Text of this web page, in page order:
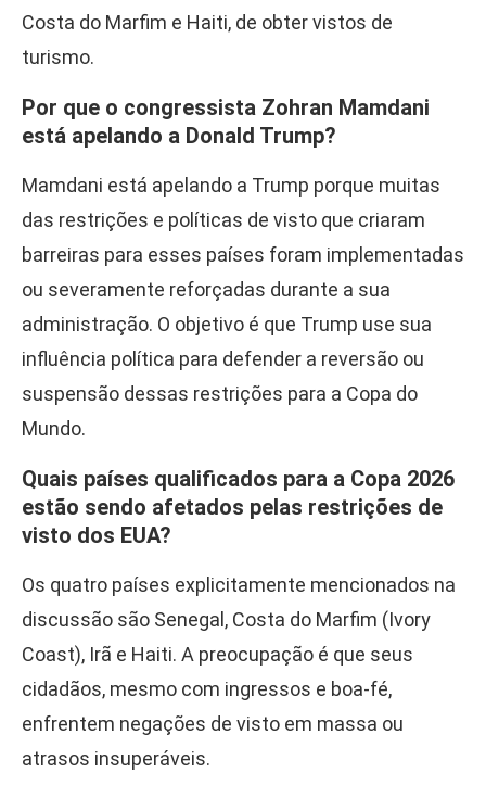
Costa do Marfim e Haiti, de obter vistos de
turismo.
Por que o congressista Zohran Mamdani
está apelando a Donald Trump?
Mamdani está apelando a Trump porque muitas
das restrições e políticas de visto que criaram
barreiras para esses países foram implementadas
ou severamente reforçadas durante a sua
administração. O objetivo é que Trump use sua
influência política para defender a reversão ou
suspensão dessas restrições para a Copa do
Mundo.
Quais países qualificados para a Copa 2026
estão sendo afetados pelas restrições de
visto dos EUA?
Os quatro países explicitamente mencionados na
discussão são Senegal, Costa do Marfim (Ivory
Coast), Irã e Haiti. A preocupação é que seus
cidadãos, mesmo com ingressos e boa-fé,
enfrentem negações de visto em massa ou
atrasos insuperáveis.